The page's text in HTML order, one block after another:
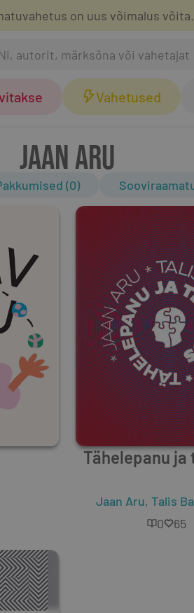
on uus võimalus võita.
Vahetused
JAAN ARU
(0)
Tähelepanu ja
Jaan Aru, Talis
0
65